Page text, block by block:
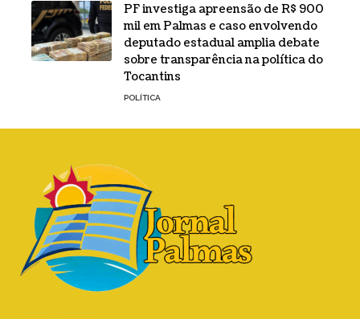
PF investiga apreensão de R$ 900
mil em Palmas e caso envolvendo
deputado estadual amplia debate
sobre transparência na política do
Tocantins
POLÍTICA